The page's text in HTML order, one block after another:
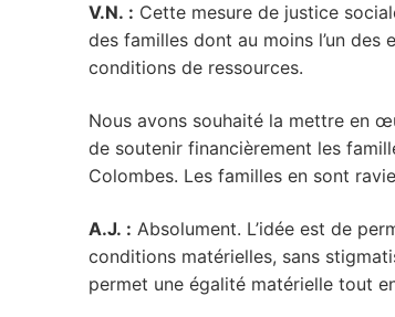
V.N. : Cette mesure de justice
des familles dont au moins l’un des
conditions de ressources.
Nous avons souhaité la mettre en
de soutenir financièrement les
Colombes. Les familles en sont
A.J. : Absolument. L’idée est de
conditions matérielles, sans
permet une égalité matérielle tout